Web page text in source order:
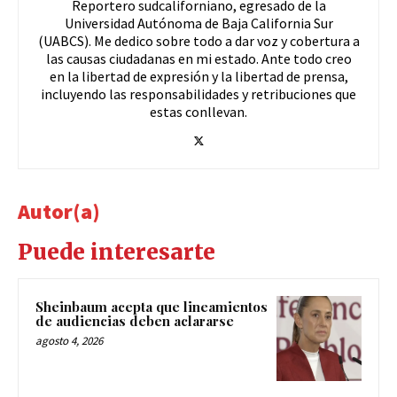
Reportero sudcaliforniano, egresado de la
Universidad Autónoma de Baja California Sur
(UABCS). Me dedico sobre todo a dar voz y cobertura a
las causas ciudadanas en mi estado. Ante todo creo
en la libertad de expresión y la libertad de prensa,
incluyendo las responsabilidades y retribuciones que
estas conllevan.
Autor(a)
Puede interesarte
Sheinbaum acepta que lineamientos
de audiencias deben aclararse
agosto 4, 2026